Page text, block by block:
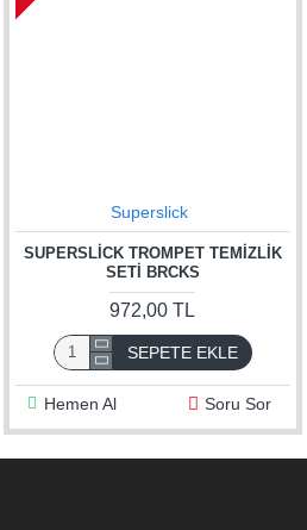
Superslick
SUPERSLICK TROMPET TEMIZLIK
SETI BRCKS
972,00 TL
SEPETE EKLE
Hemen Al Soru Sor